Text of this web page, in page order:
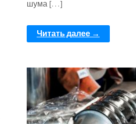
шума […]
Читать далее →